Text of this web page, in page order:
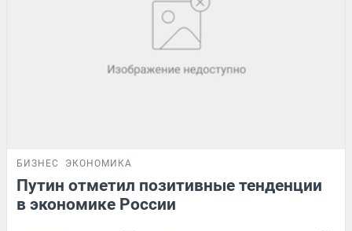
БИЗНЕС ЭКОНОМИКА
Путин отметил позитивные тенденции
в экономике России